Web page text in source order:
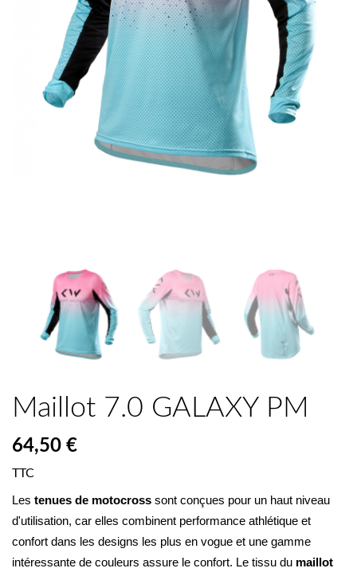
Maillot 7.0 GALAXY PM
64,50 €
TTC
Les tenues de motocross sont conçues pour un haut niveau
d'utilisation, car elles combinent performance athlétique et
confort dans les designs les plus en vogue et une gamme
intéressante de couleurs assure le confort. Le tissu du maillot